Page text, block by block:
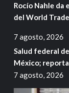
Rocío Nahle da
del World
7 agosto, 2026
Salud federal
México;
7 agosto, 2026